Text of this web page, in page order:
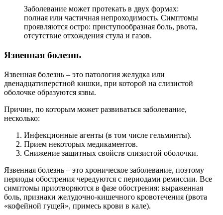
Заболевание может протекать в двух формах:
полная или частичная непроходимость. Симптомы
проявляются остро: приступообразная боль, рвота,
отсутствие отхождения стула и газов.
Язвенная болезнь
Язвенная болезнь – это патология желудка или
двенадцатиперстной кишки, при которой на слизистой
оболочке образуются язвы.
Причин, по которым может развиваться заболевание,
несколько:
Инфекционные агенты (в том числе гельминты).
Прием некоторых медикаментов.
Снижение защитных свойств слизистой оболочки.
Язвенная болезнь – это хроническое заболевание, поэтому
периоды обострения чередуются с периодами ремиссии. Все
симптомы приотворяются в фазе обострения: выраженная
боль, признаки желудочно-кишечного кровотечения (рвота
«кофейной гущей», примесь крови в кале).